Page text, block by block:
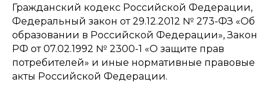
Гражданский кодекс Российской Федерации,
Федеральный закон от 29.12.2012 № 273-ФЗ «Об
образовании в Российской Федерации», Закон
РФ от 07.02.1992 № 2300-1 «О защите прав
потребителей» и иные нормативные правовые
акты Российской Федерации.